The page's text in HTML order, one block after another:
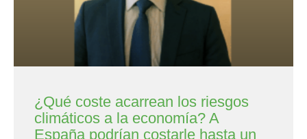
¿Qué coste acarrean los riesgos
climáticos a la economía? A
España podrían costarle hasta un